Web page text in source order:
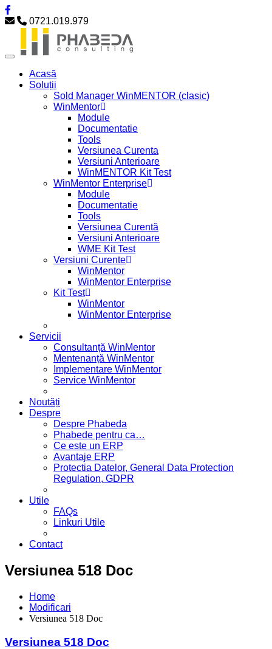
0721.019.979
Acasă
Soluții
Sold Manager WinMENTOR (clasic)
WinMentor
Module
Documentatie
Tools
Versiunea Curenta
Versiuni Anterioare
WinMENTOR Kit Test
WinMentor Enterprise
Module
Documentatie
Tools
Versiunea Curentă
Versiuni Anterioare
WME Kit Test
Versiuni Curente
WinMentor
WinMentor Enterprise
Kit Test
WinMentor
WinMentor Enterprise
Servicii
Consultanță WinMentor
Mentenanță WinMentor
Implementare WinMentor
Service WinMentor
Noutăți
Despre
Despre Phabeda
Phabede pentru ca…
Ce este un ERP
Avantaje ERP
Protectia Datelor, General Data Protection
Regulation, GDPR
Utile
FAQs
Linkuri Utile
Contact
Versiunea 518 Doc
Home
Modificari
Versiunea 518 Doc
Versiunea 518 Doc